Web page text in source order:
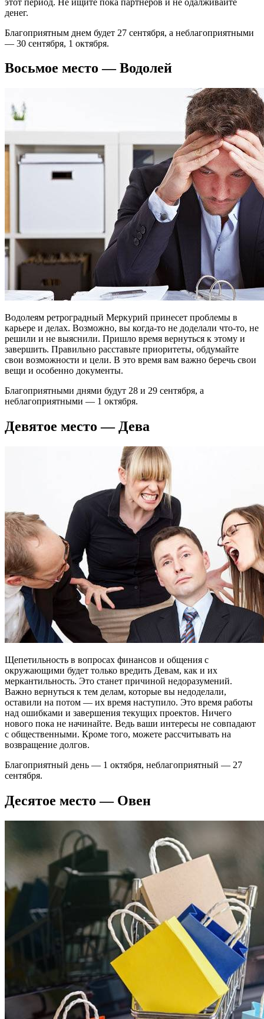
денег.
Благоприятным днем будет 27 сентября, а неблагоприятными
— 30 сентября, 1 октября.
Восьмое место — Водолей
Водолеям ретроградный Меркурий принесет проблемы в
карьере и делах. Возможно, вы когда-то не доделали что-то, не
решили и не выяснили. Пришло время вернуться к этому и
завершить. Правильно расставьте приоритеты, обдумайте
свои возможности и цели. В это время вам важно беречь свои
вещи и особенно документы.
Благоприятными днями будут 28 и 29 сентября, а
неблагоприятными — 1 октября.
Девятое место — Дева
Щепетильность в вопросах финансов и общения с
окружающими будет только вредить Девам, как и их
меркантильность. Это станет причиной недоразумений.
Важно вернуться к тем делам, которые вы недоделали,
оставили на потом — их время наступило. Это время работы
над ошибками и завершения текущих проектов. Ничего
нового пока не начинайте. Ведь ваши интересы не совпадают
с общественными. Кроме того, можете рассчитывать на
возвращение долгов.
Благоприятный день — 1 октября, неблагоприятный — 27
сентября.
Десятое место — Овен